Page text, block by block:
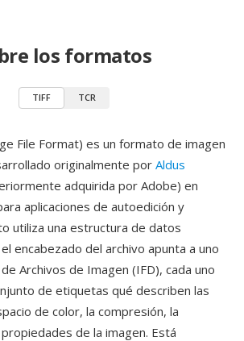
los formatos
TIFF TCR
File Format) es un formato de imagen
originalmente por Aldus
adquirida por Adobe) en
aplicaciones de autoedición y
utiliza una estructura de datos
encabezado del archivo apunta a uno
Archivos de Imagen (IFD), cada uno
de etiquetas qué describen las
de color, la compresión, la
de la imagen. Está